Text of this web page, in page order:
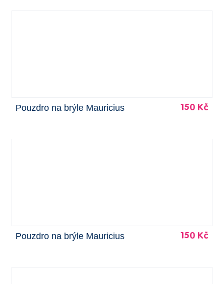
Pouzdro na brýle Mauricius 150 Kč
Pouzdro na brýle Mauricius 150 Kč